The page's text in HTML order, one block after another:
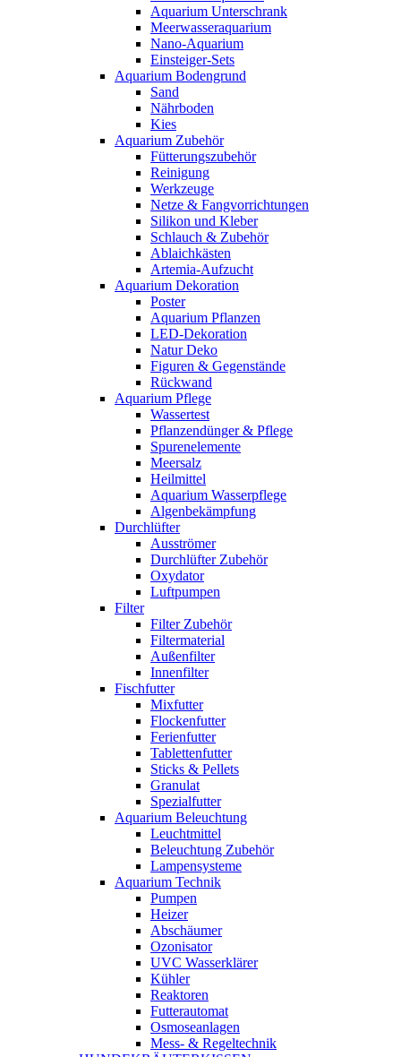
Aquarium Unterschrank
Meerwasseraquarium
Nano-Aquarium
Einsteiger-Sets
Aquarium Bodengrund
Sand
Nährboden
Kies
Aquarium Zubehör
Fütterungszubehör
Reinigung
Werkzeuge
Netze & Fangvorrichtungen
Silikon und Kleber
Schlauch & Zubehör
Ablaichkästen
Artemia-Aufzucht
Aquarium Dekoration
Poster
Aquarium Pflanzen
LED-Dekoration
Natur Deko
Figuren & Gegenstände
Rückwand
Aquarium Pflege
Wassertest
Pflanzendünger & Pflege
Spurenelemente
Meersalz
Heilmittel
Aquarium Wasserpflege
Algenbekämpfung
Durchlüfter
Ausströmer
Durchlüfter Zubehör
Oxydator
Luftpumpen
Filter
Filter Zubehör
Filtermaterial
Außenfilter
Innenfilter
Fischfutter
Mixfutter
Flockenfutter
Ferienfutter
Tablettenfutter
Sticks & Pellets
Granulat
Spezialfutter
Aquarium Beleuchtung
Leuchtmittel
Beleuchtung Zubehör
Lampensysteme
Aquarium Technik
Pumpen
Heizer
Abschäumer
Ozonisator
UVC Wasserklärer
Kühler
Reaktoren
Futterautomat
Osmoseanlagen
Mess- & Regeltechnik